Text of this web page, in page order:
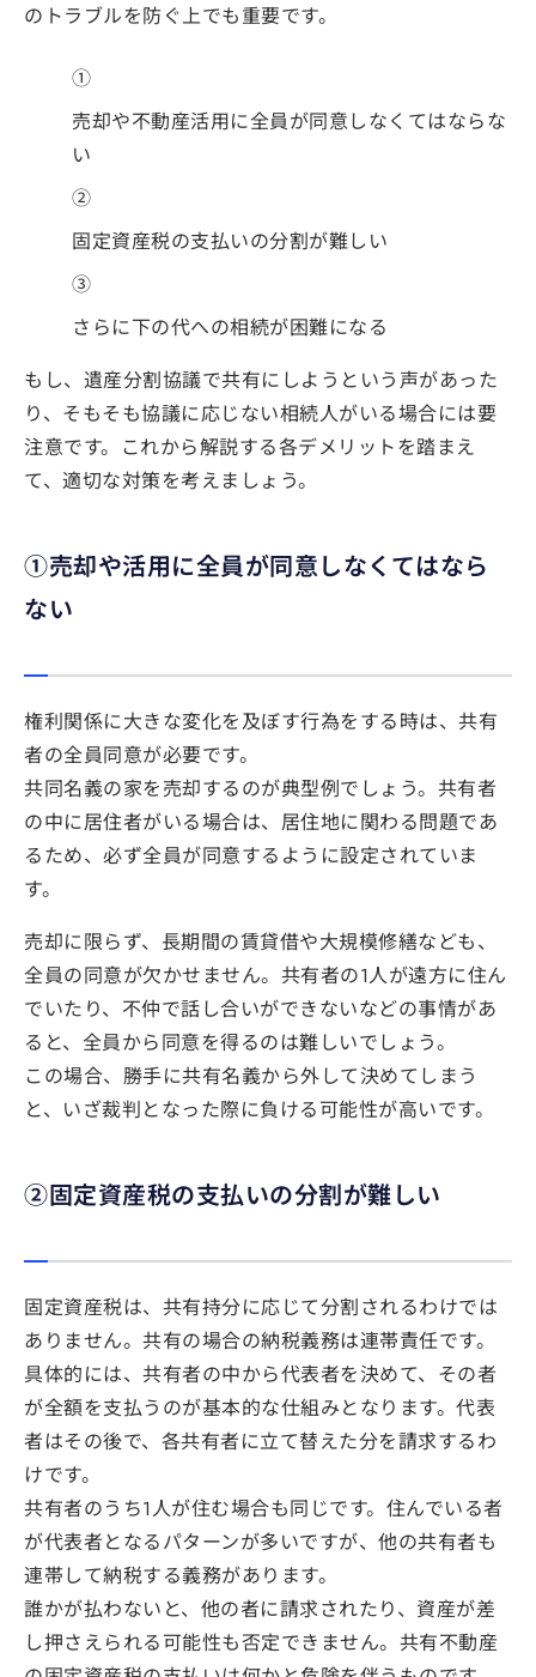
のトラブルを防ぐ上でも重要です。
①
売却や不動産活用に全員が同意しなくてはならな
い
②
固定資産税の支払いの分割が難しい
③
さらに下の代への相続が困難になる
もし、遺産分割協議で共有にしようという声があった
り、そもそも協議に応じない相続人がいる場合には要
注意です。これから解説する各デメリットを踏まえ
て、適切な対策を考えましょう。
①売却や活用に全員が同意しなくてはなら
ない
権利関係に大きな変化を及ぼす行為をする時は、共有
者の全員同意が必要です。
共同名義の家を売却するのが典型例でしょう。共有者
の中に居住者がいる場合は、居住地に関わる問題であ
るため、必ず全員が同意するように設定されていま
す。
売却に限らず、長期間の賃貸借や大規模修繕なども、
全員の同意が欠かせません。共有者の1人が遠方に住ん
でいたり、不仲で話し合いができないなどの事情があ
ると、全員から同意を得るのは難しいでしょう。
この場合、勝手に共有名義から外して決めてしまう
と、いざ裁判となった際に負ける可能性が高いです。
②固定資産税の支払いの分割が難しい
固定資産税は、共有持分に応じて分割されるわけでは
ありません。共有の場合の納税義務は連帯責任です。
具体的には、共有者の中から代表者を決めて、その者
が全額を支払うのが基本的な仕組みとなります。代表
者はその後で、各共有者に立て替えた分を請求するわ
けです。
共有者のうち1人が住む場合も同じです。住んでいる者
が代表者となるパターンが多いですが、他の共有者も
連帯して納税する義務があります。
誰かが払わないと、他の者に請求されたり、資産が差
し押さえられる可能性も否定できません。共有不動産